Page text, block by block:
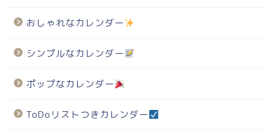
おしゃれなカレンダー
シンプルなカレンダー
ポップなカレンダー
ToDoリストつきカレンダー